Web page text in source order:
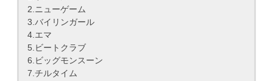
2.ニューゲーム
3.バイリンガール
4.エマ
5.ビートクラブ
6.ビッグモンスーン
7.チルタイム